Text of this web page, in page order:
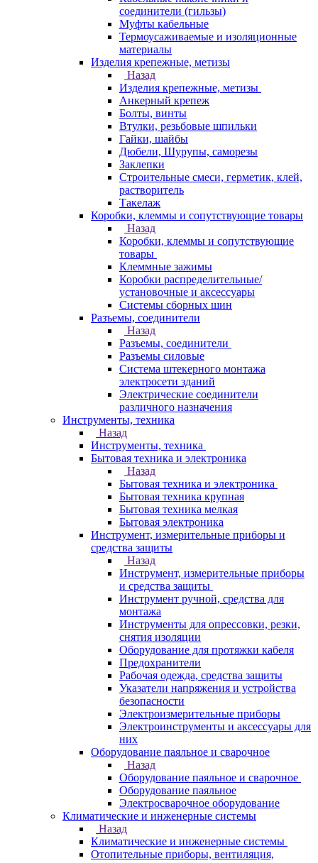
соединители (гильзы)
Муфты кабельные
Термоусаживаемые и изоляционные
материалы
Изделия крепежные, метизы
Назад
Изделия крепежные, метизы
Анкерный крепеж
Болты, винты
Втулки, резьбовые шпильки
Гайки, шайбы
Дюбели, Шурупы, саморезы
Заклепки
Строительные смеси, герметик, клей,
растворитель
Такелаж
Коробки, клеммы и сопутствующие товары
Назад
Коробки, клеммы и сопутствующие
товары
Клеммные зажимы
Коробки распределительные/
установочные и аксессуары
Системы сборных шин
Разъемы, соединители
Назад
Разъемы, соединители
Разъемы силовые
Система штекерного монтажа
электросети зданий
Электрические соединители
различного назначения
Инструменты, техника
Назад
Инструменты, техника
Бытовая техника и электроника
Назад
Бытовая техника и электроника
Бытовая техника крупная
Бытовая техника мелкая
Бытовая электроника
Инструмент, измерительные приборы и
средства защиты
Назад
Инструмент, измерительные приборы
и средства защиты
Инструмент ручной, средства для
монтажа
Инструменты для опрессовки, резки,
снятия изоляции
Оборудование для протяжки кабеля
Предохранители
Рабочая одежда, средства защиты
Указатели напряжения и устройства
безопасности
Электроизмерительные приборы
Электроинструменты и аксессуары для
них
Оборудование паяльное и сварочное
Назад
Оборудование паяльное и сварочное
Оборудование паяльное
Электросварочное оборудование
Климатические и инженерные системы
Назад
Климатические и инженерные системы
Отопительные приборы, вентиляция,